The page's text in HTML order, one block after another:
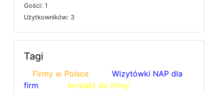
Gości: 1
Użytkowników: 3
Tagi
Firmy w Polsce
Wizytówki NAP dla
firm
kontakt do firmy